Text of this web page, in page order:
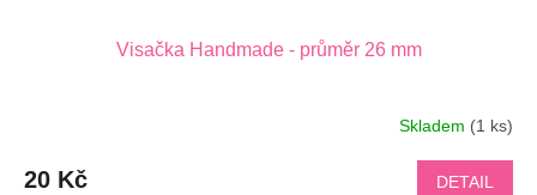
Visačka Handmade - průměr 26 mm
Skladem (1 ks)
20 Kč DETAIL